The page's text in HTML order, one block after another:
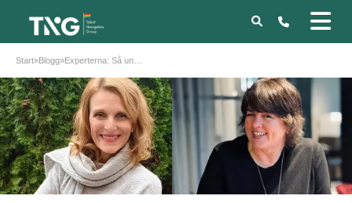
Start»Blogg»